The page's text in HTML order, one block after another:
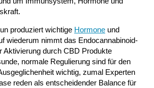
produziert wichtige Hormoneund
wiederum nimmt das Endocannabinoid-
Aktivierung durch CBD Produkte
normale Regulierung sind für den
wichtig, zumal Experten
reden als entscheidender Balance für